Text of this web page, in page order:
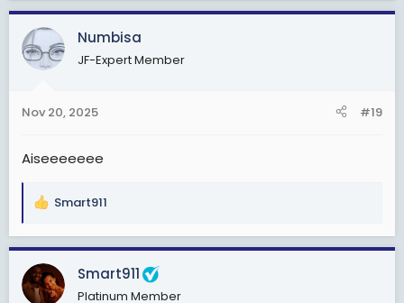
a
c
t
i
s
Numbisa
JF-Expert Member
Nov 20, 2025 #19
Aiseeeeeee
R
a
c
t
Smart911
Smart911
Platinum Member